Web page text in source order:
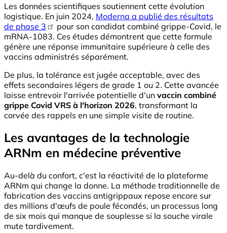
Les données scientifiques soutiennent cette évolution
logistique. En juin 2024, Moderna a publié des résultats
de phase 3
pour son candidat combiné grippe-Covid, le
mRNA-1083. Ces études démontrent que cette formule
génère une réponse immunitaire supérieure à celle des
vaccins administrés séparément.
De plus, la tolérance est jugée acceptable, avec des
effets secondaires légers de grade 1 ou 2. Cette avancée
laisse entrevoir l'arrivée potentielle d'un vaccin combiné
grippe Covid VRS à l'horizon 2026, transformant la
corvée des rappels en une simple visite de routine.
Les avantages de la technologie
ARNm en médecine préventive
Au-delà du confort, c'est la réactivité de la plateforme
ARNm qui change la donne. La méthode traditionnelle de
fabrication des vaccins antigrippaux repose encore sur
des millions d'œufs de poule fécondés, un processus long
de six mois qui manque de souplesse si la souche virale
mute tardivement.